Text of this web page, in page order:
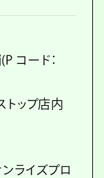
コード：
トップ店内
ライズプロ